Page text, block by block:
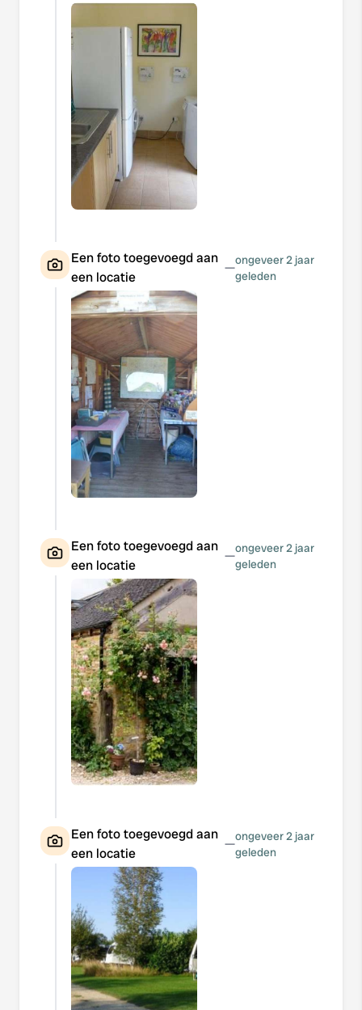
Een foto toegevoegd aan
een locatie
—ongeveer 2 jaar
geleden
Een foto toegevoegd aan
een locatie
—ongeveer 2 jaar
geleden
Een foto toegevoegd aan
een locatie
—ongeveer 2 jaar
geleden